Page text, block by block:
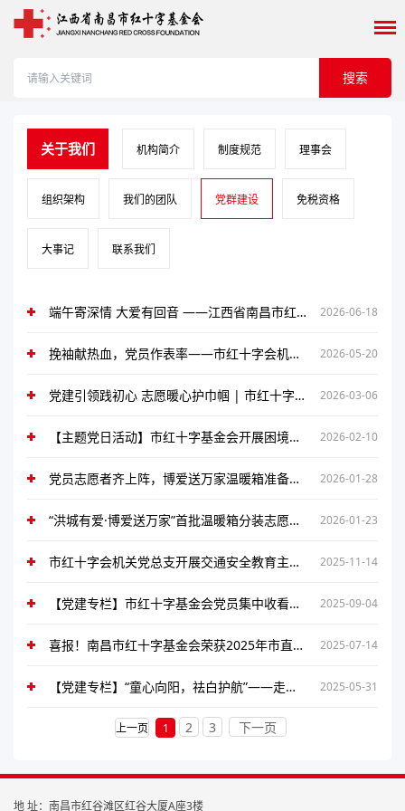
搜索
关于我们 机构简介 制度规范 理事会
组织架构 我们的团队 党群建设 免税资格
大事记 联系我们
端午寄深情 大爱有回音 ——江西省南昌市红十字基金会党支部开展节前走访慰问活动 2026-06-18
挽袖献热血，党员作表率——市红十字会机关党总支开展无偿献血活动 2026-05-20
党建引领践初心 志愿暖心护巾帼 | 市红十字基金会开展“三八”国际劳动妇女节走访慰问活动 2026-03-06
【主题党日活动】市红十字基金会开展困境儿童新春走访慰问活动 2026-02-10
党员志愿者齐上阵，博爱送万家温暖箱准备就绪 2026-01-28
“洪城有爱·博爱送万家”首批温暖箱分装志愿活动温馨启幕 2026-01-23
市红十字会机关党总支开展交通安全教育主题党日活动 2025-11-14
【党建专栏】市红十字基金会党员集中收看纪念中国人民抗日战争暨世界反法西斯战争胜利80周年大会直播 2025-09-04
喜报！南昌市红十字基金会荣获2025年市直机关选树“四强”党支部 2025-07-14
【党建专栏】“童心向阳，祛白护航”——走进修水县开展儿童节关爱行动​ 2025-05-31
上一页 1 2 3 下一页
地 址：南昌市红谷滩区红谷大厦A座3楼